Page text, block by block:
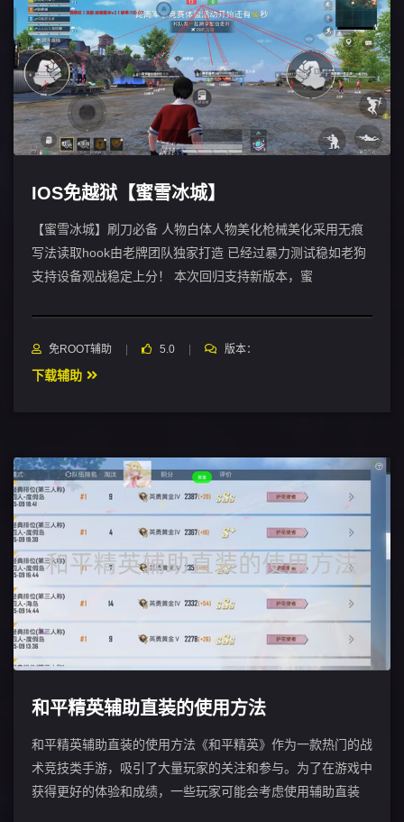
IOS免越狱【蜜雪冰城】
【蜜雪冰城】刷刀必备 人物白体人物美化枪械美化采用无痕
写法读取hook由老牌团队独家打造 已经过暴力测试稳如老狗
支持设备观战稳定上分！ 本次回归支持新版本，蜜
免ROOT辅助 5.0 版本：
下载辅助
和平精英辅助直装的使用方法
和平精英辅助直装的使用方法《和平精英》作为一款热门的战
术竞技类手游，吸引了大量玩家的关注和参与。为了在游戏中
获得更好的体验和成绩，一些玩家可能会考虑使用辅助直装